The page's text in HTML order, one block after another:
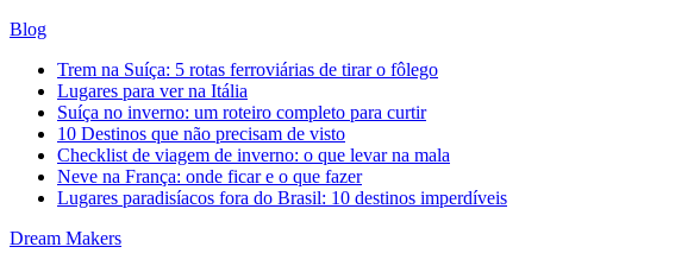
Blog
Trem na Suíça: 5 rotas ferroviárias de tirar o fôlego
Lugares para ver na Itália
Suíça no inverno: um roteiro completo para curtir
10 Destinos que não precisam de visto
Checklist de viagem de inverno: o que levar na mala
Neve na França: onde ficar e o que fazer
Lugares paradisíacos fora do Brasil: 10 destinos imperdíveis
Dream Makers